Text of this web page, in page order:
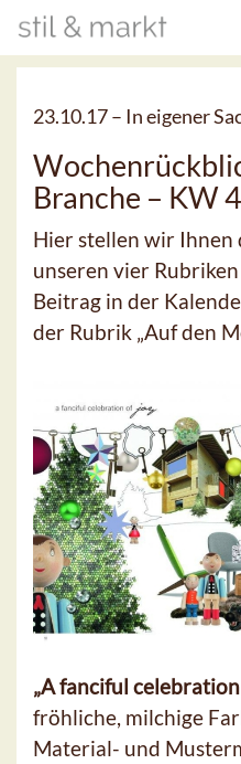
23.10.17 – In eigener
Branche – KW
Hier stellen wir Ihnen
unseren vier
Beitrag in der
der Rubrik „Auf den
„A fanciful
fröhliche, milchige
Material- und